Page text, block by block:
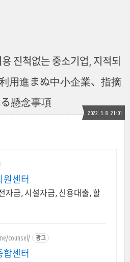
진척없는 중소기업, 지적되
用進まぬ中小企業、指摘
懸念事項
2022. 3. 8. 21:01
원센터
자금, 시설자금, 신용대출, 할
counsel/ 광고
합센터